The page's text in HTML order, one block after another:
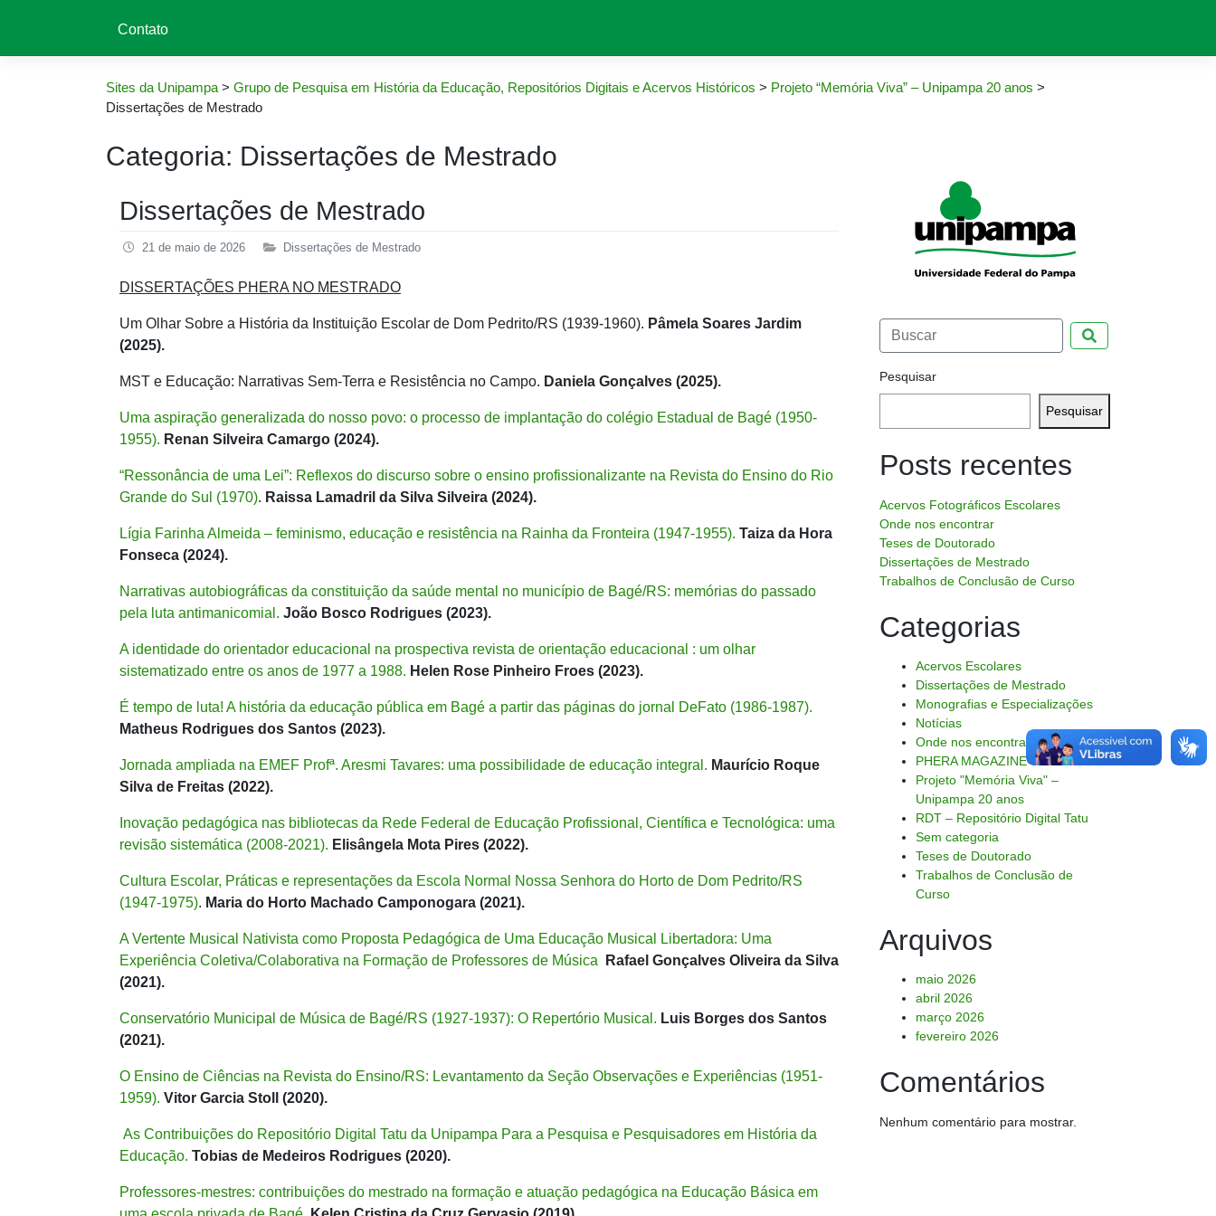
Contato
Sites da Unipampa > Grupo de Pesquisa em História da Educação, Repositórios Digitais e Acervos Históricos > Projeto “Memória Viva” – Unipampa 20 anos >
Dissertações de Mestrado
Categoria: Dissertações de Mestrado
Dissertações de Mestrado
21 de maio de 2026 Dissertações de Mestrado
DISSERTAÇÕES PHERA NO MESTRADO
Um Olhar Sobre a História da Instituição Escolar de Dom Pedrito/RS (1939-1960). Pâmela Soares Jardim
(2025).
MST e Educação: Narrativas Sem-Terra e Resistência no Campo. Daniela Gonçalves (2025).
Uma aspiração generalizada do nosso povo: o processo de implantação do colégio Estadual de Bagé (1950-
1955). Renan Silveira Camargo (2024).
“Ressonância de uma Lei”: Reflexos do discurso sobre o ensino profissionalizante na Revista do Ensino do Rio
Grande do Sul (1970). Raissa Lamadril da Silva Silveira (2024).
Lígia Farinha Almeida – feminismo, educação e resistência na Rainha da Fronteira (1947-1955). Taiza da Hora
Fonseca (2024).
Narrativas autobiográficas da constituição da saúde mental no município de Bagé/RS: memórias do passado
pela luta antimanicomial. João Bosco Rodrigues (2023).
A identidade do orientador educacional na prospectiva revista de orientação educacional : um olhar
sistematizado entre os anos de 1977 a 1988. Helen Rose Pinheiro Froes (2023).
É tempo de luta! A história da educação pública em Bagé a partir das páginas do jornal DeFato (1986-1987).
Matheus Rodrigues dos Santos (2023).
Jornada ampliada na EMEF Profª. Aresmi Tavares: uma possibilidade de educação integral. Maurício Roque
Silva de Freitas (2022).
Inovação pedagógica nas bibliotecas da Rede Federal de Educação Profissional, Científica e Tecnológica: uma
revisão sistemática (2008-2021). Elisângela Mota Pires (2022).
Cultura Escolar, Práticas e representações da Escola Normal Nossa Senhora do Horto de Dom Pedrito/RS
(1947-1975). Maria do Horto Machado Camponogara (2021).
A Vertente Musical Nativista como Proposta Pedagógica de Uma Educação Musical Libertadora: Uma
Experiência Coletiva/Colaborativa na Formação de Professores de Música
Rafael Gonçalves Oliveira da Silva
(2021).
Conservatório Municipal de Música de Bagé/RS (1927-1937): O Repertório Musical. Luis Borges dos Santos
(2021).
O Ensino de Ciências na Revista do Ensino/RS: Levantamento da Seção Observações e Experiências (1951-
1959). Vitor Garcia Stoll (2020).
As Contribuições do Repositório Digital Tatu da Unipampa Para a Pesquisa e Pesquisadores em História da
Educação. Tobias de Medeiros Rodrigues (2020).
Professores-mestres: contribuições do mestrado na formação e atuação pedagógica na Educação Básica em
Pesquisar
Pesquisar
Posts recentes
Acervos Fotográficos Escolares
Onde nos encontrar
Teses de Doutorado
Dissertações de Mestrado
Trabalhos de Conclusão de Curso
Categorias
Acervos Escolares
Dissertações de Mestrado
Monografias e Especializações
Notícias
Onde nos encontrar
PHERA MAGAZINE
Projeto "Memória Viva" –
Unipampa 20 anos
RDT – Repositório Digital Tatu
Sem categoria
Teses de Doutorado
Trabalhos de Conclusão de
Curso
Arquivos
maio 2026
abril 2026
março 2026
fevereiro 2026
Comentários
Nenhum comentário para mostrar.